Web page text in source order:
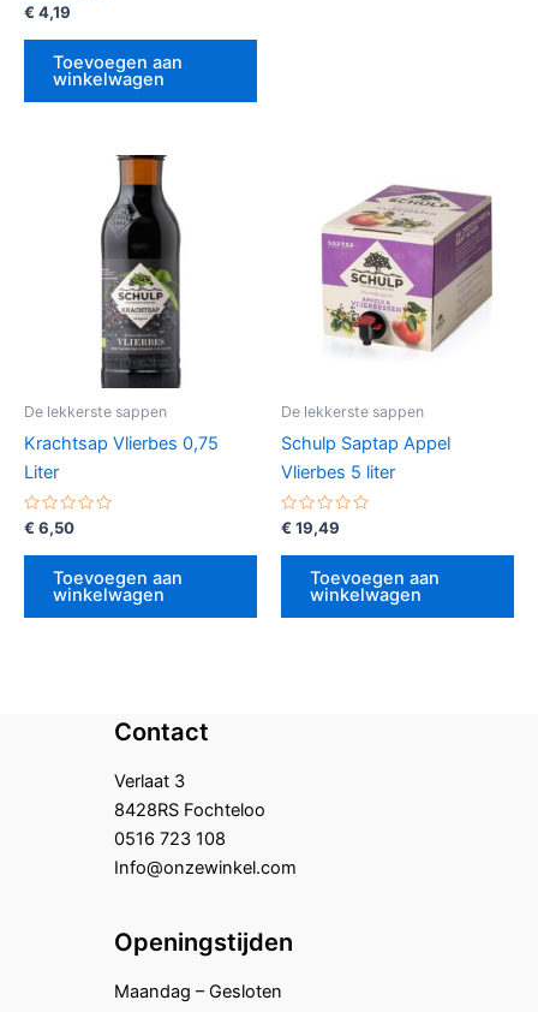
Gewaardeerd
uit
€ 4,19
Toevoegen aan
winkelwagen
De lekkerste sappen
Krachtsap Vlierbes 0,75
Liter
Gewaardeerd
0
uit
€ 6,50
Toevoegen aan
winkelwagen
De lekkerste sappen
Schulp Saptap Appel
Vlierbes 5 liter
Gewaardeerd
0
uit
€ 19,49
Toevoegen aan
winkelwagen
Contact
Verlaat 3
8428RS Fochteloo
0516 723 108
Info@onzewinkel.com
Openingstijden
Maandag – Gesloten